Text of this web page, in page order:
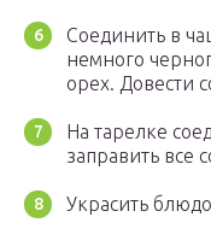
Соединить в
немного
орех. Довести
На тарелке
заправить все
Украсить